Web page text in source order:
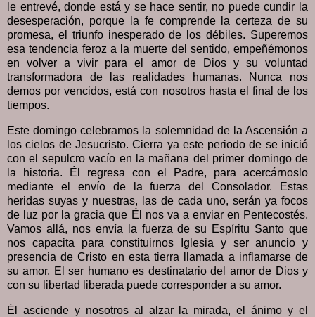
le entrevé, donde está y se hace sentir, no puede cundir la
desesperación, porque la fe comprende la certeza de su
promesa, el triunfo inesperado de los débiles. Superemos
esa tendencia feroz a la muerte del sentido, empeñémonos
en volver a vivir para el amor de Dios y su voluntad
transformadora de las realidades humanas. Nunca nos
demos por vencidos, está con nosotros hasta el final de los
tiempos.
Este domingo celebramos la solemnidad de la Ascensión a
los cielos de Jesucristo. Cierra ya este periodo de se inició
con el sepulcro vacío en la mañana del primer domingo de
la historia. Él regresa con el Padre, para acercárnoslo
mediante el envío de la fuerza del Consolador. Estas
heridas suyas y nuestras, las de cada uno, serán ya focos
de luz por la gracia que Él nos va a enviar en Pentecostés.
Vamos allá, nos envía la fuerza de su Espíritu Santo que
nos capacita para constituirnos Iglesia y ser anuncio y
presencia de Cristo en esta tierra llamada a inflamarse de
su amor. El ser humano es destinatario del amor de Dios y
con su libertad liberada puede corresponder a su amor.
Él asciende y nosotros al alzar la mirada, el ánimo y el